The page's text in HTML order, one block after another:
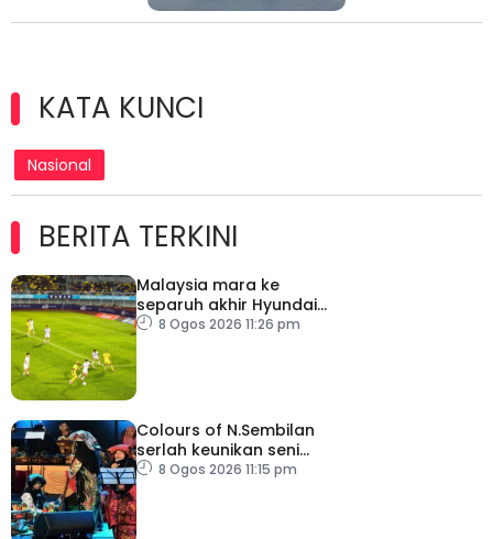
KATA KUNCI
Nasional
BERITA TERKINI
Malaysia mara ke
separuh akhir Hyundai
ASEAN Cup
8 Ogos 2026 11:26 pm
Colours of N.Sembilan
serlah keunikan seni
budaya negeri beradat
8 Ogos 2026 11:15 pm